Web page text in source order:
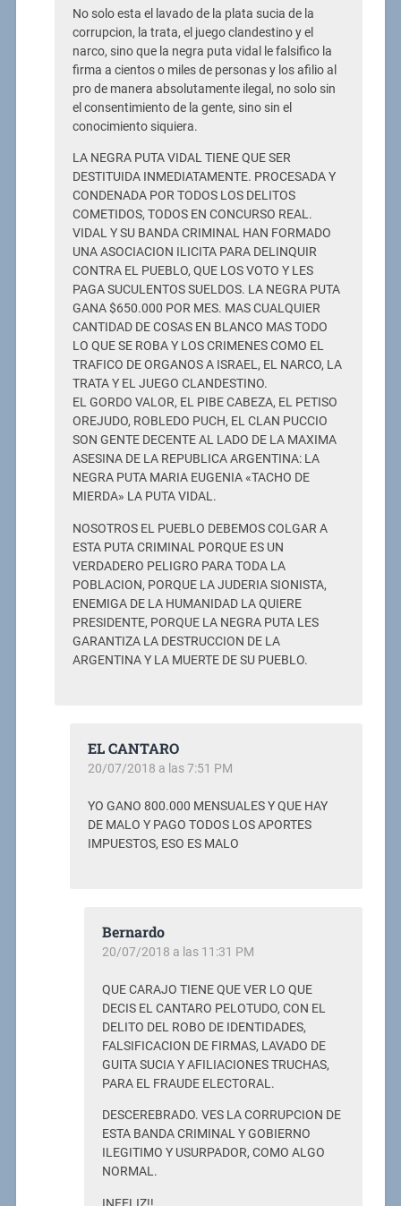
No solo esta el lavado de la plata sucia de la
corrupcion, la trata, el juego clandestino y el
narco, sino que la negra puta vidal le falsifico la
firma a cientos o miles de personas y los afilio al
pro de manera absolutamente ilegal, no solo sin
el consentimiento de la gente, sino sin el
conocimiento siquiera.
LA NEGRA PUTA VIDAL TIENE QUE SER
DESTITUIDA INMEDIATAMENTE. PROCESADA Y
CONDENADA POR TODOS LOS DELITOS
COMETIDOS, TODOS EN CONCURSO REAL.
VIDAL Y SU BANDA CRIMINAL HAN FORMADO
UNA ASOCIACION ILICITA PARA DELINQUIR
CONTRA EL PUEBLO, QUE LOS VOTO Y LES
PAGA SUCULENTOS SUELDOS. LA NEGRA PUTA
GANA $650.000 POR MES. MAS CUALQUIER
CANTIDAD DE COSAS EN BLANCO MAS TODO
LO QUE SE ROBA Y LOS CRIMENES COMO EL
TRAFICO DE ORGANOS A ISRAEL, EL NARCO, LA
TRATA Y EL JUEGO CLANDESTINO.
EL GORDO VALOR, EL PIBE CABEZA, EL PETISO
OREJUDO, ROBLEDO PUCH, EL CLAN PUCCIO
SON GENTE DECENTE AL LADO DE LA MAXIMA
ASESINA DE LA REPUBLICA ARGENTINA: LA
NEGRA PUTA MARIA EUGENIA «TACHO DE
MIERDA» LA PUTA VIDAL.
NOSOTROS EL PUEBLO DEBEMOS COLGAR A
ESTA PUTA CRIMINAL PORQUE ES UN
VERDADERO PELIGRO PARA TODA LA
POBLACION, PORQUE LA JUDERIA SIONISTA,
ENEMIGA DE LA HUMANIDAD LA QUIERE
PRESIDENTE, PORQUE LA NEGRA PUTA LES
GARANTIZA LA DESTRUCCION DE LA
ARGENTINA Y LA MUERTE DE SU PUEBLO.
EL CANTARO
20/07/2018 a las 7:51 PM
YO GANO 800.000 MENSUALES Y QUE HAY
DE MALO Y PAGO TODOS LOS APORTES
IMPUESTOS, ESO ES MALO
Bernardo
20/07/2018 a las 11:31 PM
QUE CARAJO TIENE QUE VER LO QUE
DECIS EL CANTARO PELOTUDO, CON EL
DELITO DEL ROBO DE IDENTIDADES,
FALSIFICACION DE FIRMAS, LAVADO DE
GUITA SUCIA Y AFILIACIONES TRUCHAS,
PARA EL FRAUDE ELECTORAL.
DESCEREBRADO. VES LA CORRUPCION DE
ESTA BANDA CRIMINAL Y GOBIERNO
ILEGITIMO Y USURPADOR, COMO ALGO
NORMAL.